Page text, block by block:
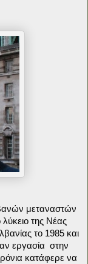
μεταναστών
λύκειο της Νέας
το 1985 και
εργασία  στην
κατάφερε να